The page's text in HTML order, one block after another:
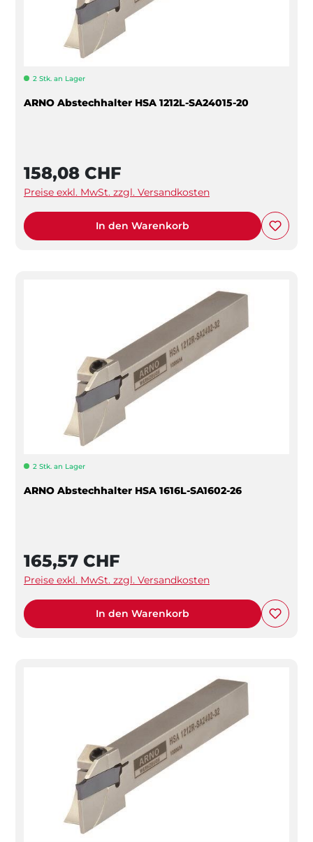
2 Stk. an Lager
ARNO Abstechhalter HSA 1212L-SA24015-20
158,08 CHF
Preise exkl. MwSt. zzgl. Versandkosten
In den Warenkorb
2 Stk. an Lager
ARNO Abstechhalter HSA 1616L-SA1602-26
165,57 CHF
Preise exkl. MwSt. zzgl. Versandkosten
In den Warenkorb